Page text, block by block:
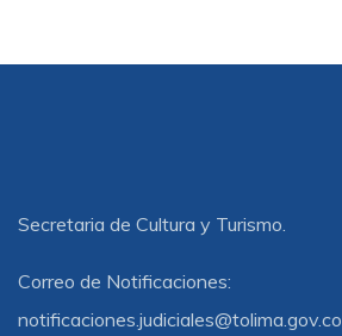
Secretaria de Cultura y Turismo.
Correo de Notificaciones:
notificaciones.judiciales@tolima.gov.co